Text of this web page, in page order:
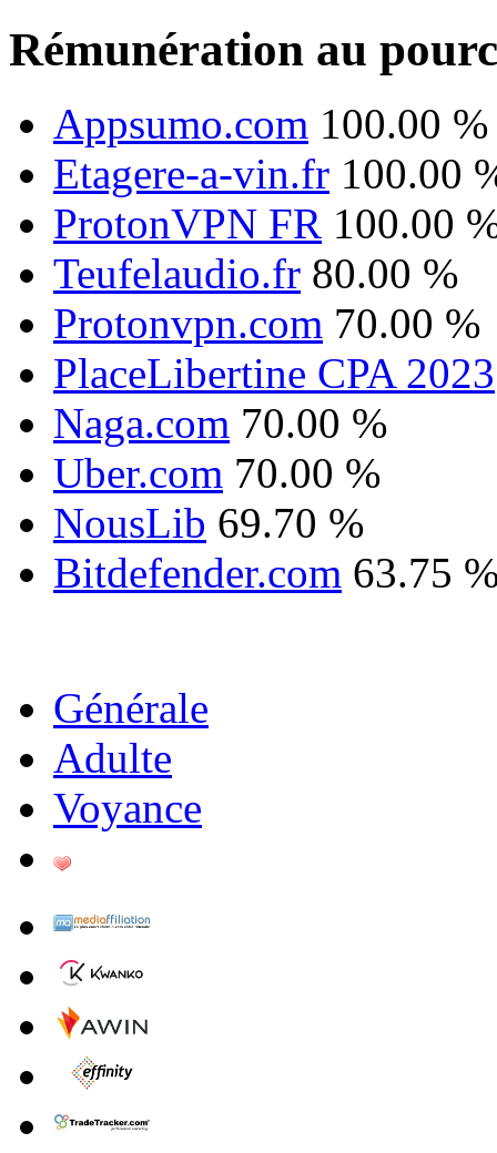
Rémunération au
Appsumo.com 100.00 %
Etagere-a-vin.fr 100.00
ProtonVPN FR 100.00
Teufelaudio.fr 80.00 %
Protonvpn.com 70.00 %
PlaceLibertine CPA 2023
Naga.com 70.00 %
Uber.com 70.00 %
NousLib 69.70 %
Bitdefender.com 63.75
Générale
Adulte
Voyance